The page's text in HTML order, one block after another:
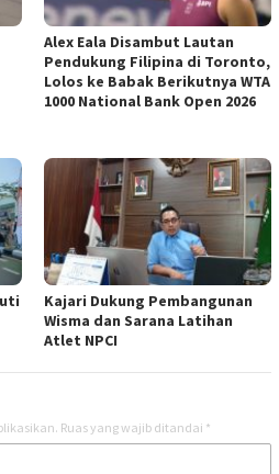
Alex Eala Disambut Lautan
Pendukung Filipina di Toronto,
Lolos ke Babak Berikutnya WTA
1000 National Bank Open 2026
Kajari Dukung Pembangunan
Wisma dan Sarana Latihan
Atlet NPCI
Ruas yang wajib ditandai *